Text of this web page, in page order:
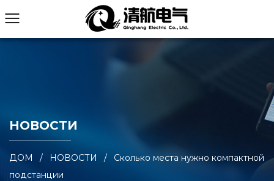
НОВОСТИ
ДОМ / НОВОСТИ /
Сколько места нужно компактной
подстанции